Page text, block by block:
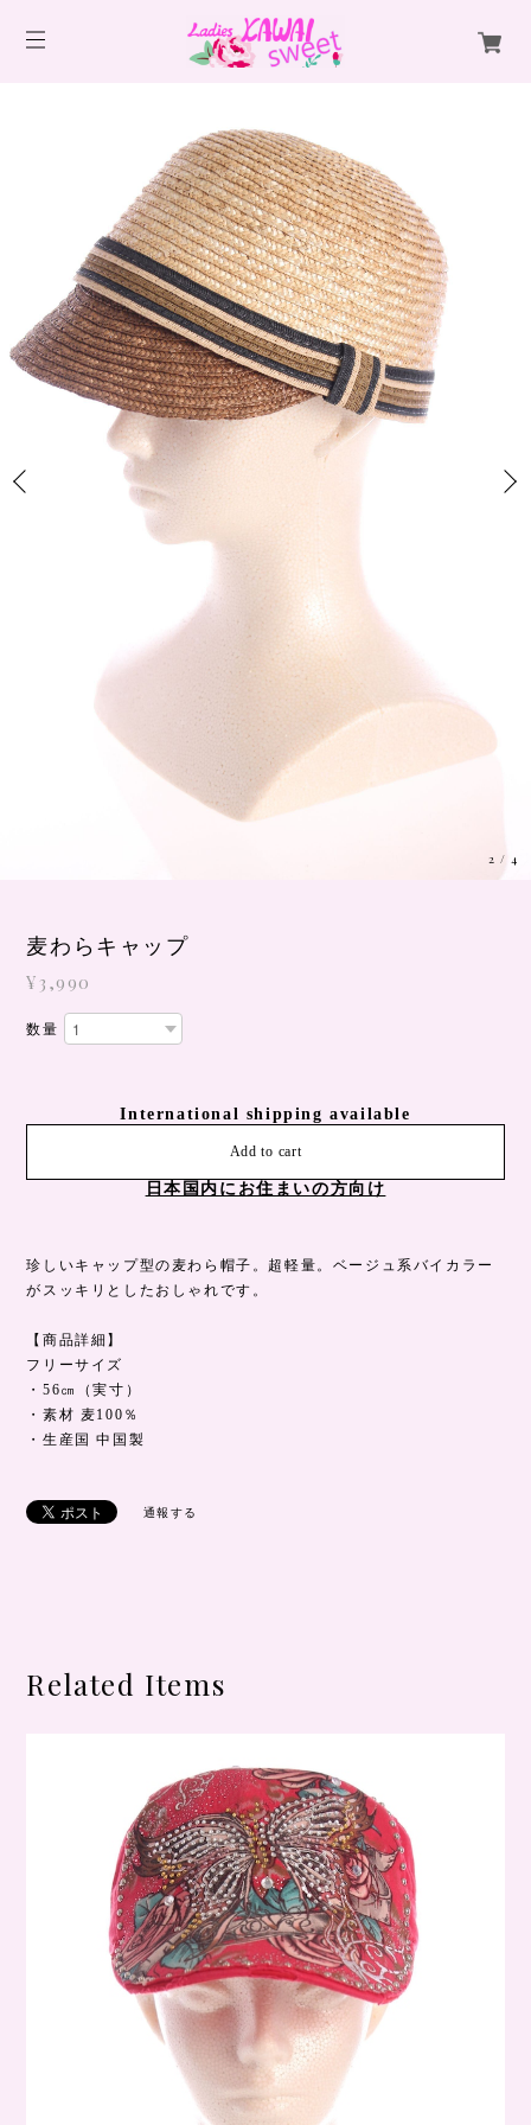
3 /4
麦わらキャップ
¥3,990
数量
International shipping available
Add to cart
日本国内にお住まいの方向け
珍しいキャップ型の麦わら帽子。超軽量。ベージュ系バイカラー
がスッキリとしたおしゃれです。
【商品詳細】
フリーサイズ
・56㎝（実寸）
・素材 麦100％
・生産国 中国製
通報する
Related Items